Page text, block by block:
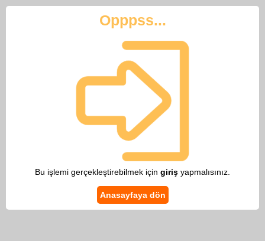
Opppss...
Bu işlemi gerçekleştirebilmek için giriş yapmalısınız.
Anasayfaya dön